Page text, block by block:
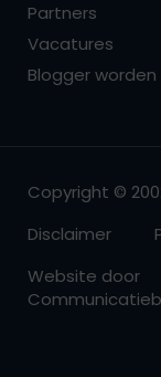
Partners
Vacatures
Blogger worden
Copyright ©
Disclaimer
Website door